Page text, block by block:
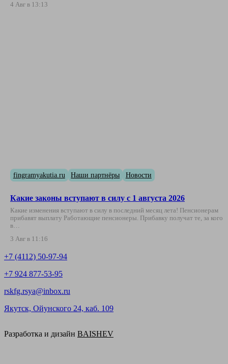
4 Авг в 13:13
fingramyakutia.ru Наши партнёры Новости
Какие законы вступают в силу с 1 августа 2026
Какие изменения вступают в силу в последний месяц лета! Пенсионерам
прибавят выплату Работающие пенсионеры. Прибавку получат те, за кого
в…
3 Авг в 11:16
+7 (4112) 50-97-94
+7 924 877-53-95
rskfg.rsya@inbox.ru
Якутск, Ойунского 24, каб. 109
Разработка и дизайн BAISHEV